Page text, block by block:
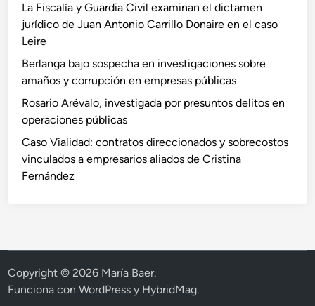
La Fiscalía y Guardia Civil examinan el dictamen
jurídico de Juan Antonio Carrillo Donaire en el caso
Leire
Berlanga bajo sospecha en investigaciones sobre
amaños y corrupción en empresas públicas
Rosario Arévalo, investigada por presuntos delitos en
operaciones públicas
Caso Vialidad: contratos direccionados y sobrecostos
vinculados a empresarios aliados de Cristina
Fernández
Copyright © 2026 María Baer.
Funciona conWordPress y HybridMag.